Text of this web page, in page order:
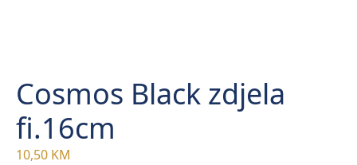
Cosmos Black zdjela
fi.16cm
10,50 KM